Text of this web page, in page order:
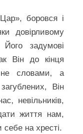
боровся і
довірливому
задумові
Він до кінця
не словами, а
Він
невільників,
життя нам,
на хресті.